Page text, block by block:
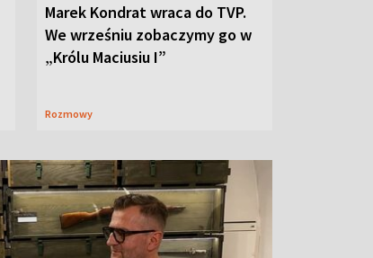
Marek Kondrat wraca do TVP.
We wrześniu zobaczymy go w
„Królu Maciusiu I”
Rozmowy